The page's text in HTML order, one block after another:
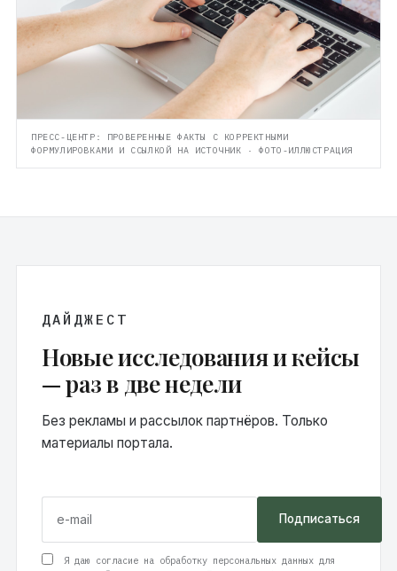
ПРЕСС-ЦЕНТР: ПРОВЕРЕННЫЕ ФАКТЫ С КОРРЕКТНЫМИ
ФОРМУЛИРОВКАМИ И ССЫЛКОЙ НА ИСТОЧНИК · ФОТО-ИЛЛЮСТРАЦИЯ
ДАЙДЖЕСТ
Новые исследования и кейсы
— раз в две недели
Без рекламы и рассылок партнёров. Только
материалы портала.
Подписаться
Я даю согласие на обработку персональных данных для